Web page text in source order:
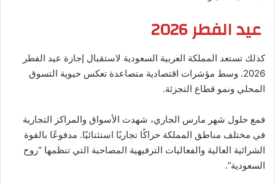
عيد الفطر 2026
كذلك تستعد المملكة العربية السعودية لاستقبال إجازة عيد الفطر
2026. وسط مؤشرات اقتصادية متصاعدة تعكس حيوية التسوق
المحلي ونمو قطاع التجزئة.
فمع حلول شهر مارس الجاري، شهدت الأسواق والمراكز التجارية
في مختلف مناطق المملكة حراكًا تجاريًا استثنائيًا. مدفوعًا بالقوة
الشرائية العالية والفعاليات الترفيهية المصاحبة التي تنظمها “روح
السعودية”.